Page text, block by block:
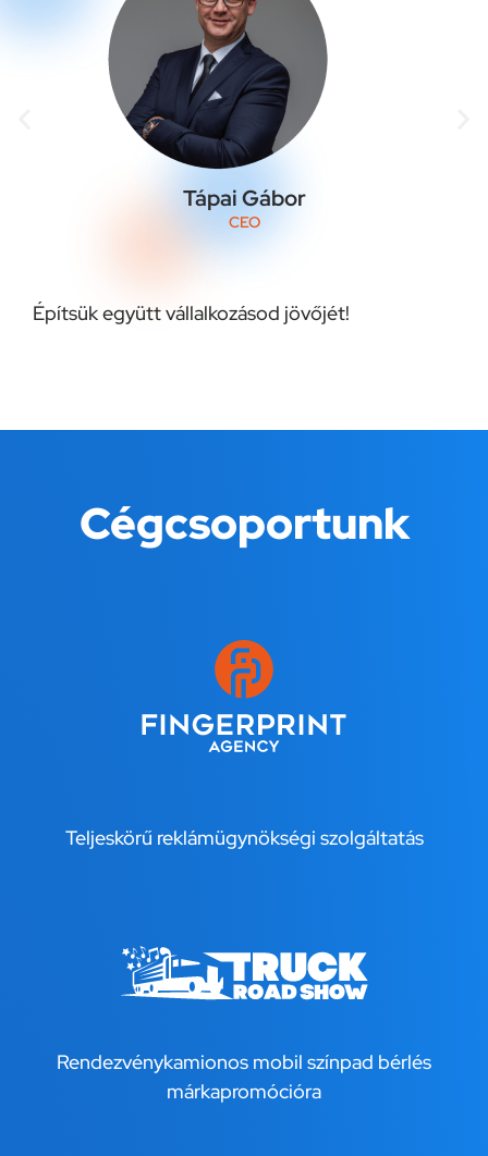
Tápai Gábor
CEO
Építsük együtt vállalkozásod jövőjét!
Cégcsoportunk
Teljeskörű reklámügynökségi szolgáltatás
Rendezvénykamionos mobil színpad bérlés
márkapromócióra